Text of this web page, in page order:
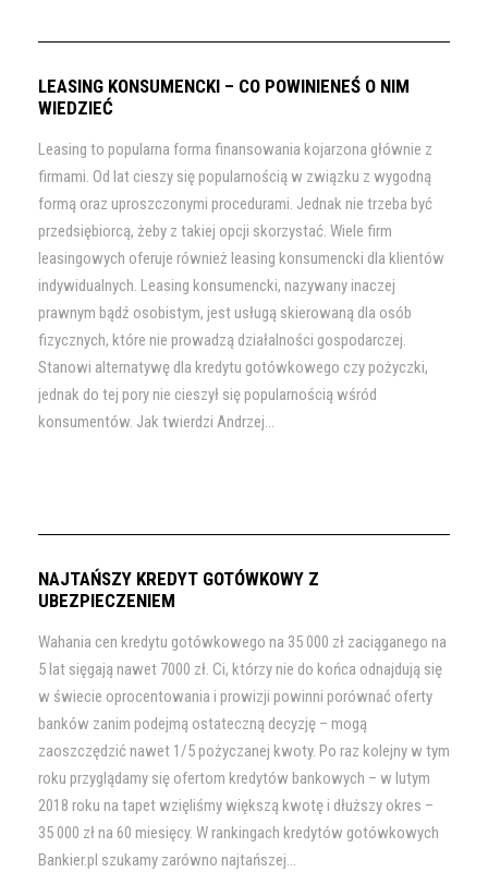
LEASING KONSUMENCKI – CO POWINIENEŚ O NIM
WIEDZIEĆ
Leasing to popularna forma finansowania kojarzona głównie z
firmami. Od lat cieszy się popularnością w związku z wygodną
formą oraz uproszczonymi procedurami. Jednak nie trzeba być
przedsiębiorcą, żeby z takiej opcji skorzystać. Wiele firm
leasingowych oferuje również leasing konsumencki dla klientów
indywidualnych. Leasing konsumencki, nazywany inaczej
prawnym bądź osobistym, jest usługą skierowaną dla osób
fizycznych, które nie prowadzą działalności gospodarczej.
Stanowi alternatywę dla kredytu gotówkowego czy pożyczki,
jednak do tej pory nie cieszył się popularnością wśród
konsumentów. Jak twierdzi Andrzej...
NAJTAŃSZY KREDYT GOTÓWKOWY Z
UBEZPIECZENIEM
Wahania cen kredytu gotówkowego na 35 000 zł zaciąganego na
5 lat sięgają nawet 7000 zł. Ci, którzy nie do końca odnajdują się
w świecie oprocentowania i prowizji powinni porównać oferty
banków zanim podejmą ostateczną decyzję – mogą
zaoszczędzić nawet 1/5 pożyczanej kwoty. Po raz kolejny w tym
roku przyglądamy się ofertom kredytów bankowych – w lutym
2018 roku na tapet wzięliśmy większą kwotę i dłuższy okres –
35 000 zł na 60 miesięcy. W rankingach kredytów gotówkowych
Bankier.pl szukamy zarówno najtańszej...